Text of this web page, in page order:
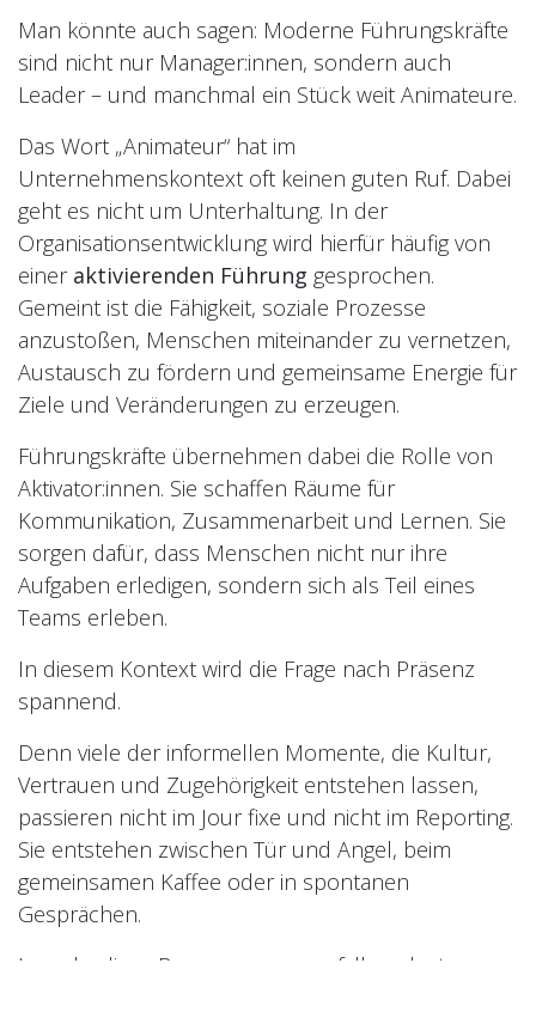
Man könnte auch sagen: Moderne Führungskräfte
sind nicht nur Manager:innen, sondern auch
Leader – und manchmal ein Stück weit Animateure.
Das Wort „Animateur“ hat im
Unternehmenskontext oft keinen guten Ruf. Dabei
geht es nicht um Unterhaltung. In der
Organisationsentwicklung wird hierfür häufig von
einer aktivierenden Führung gesprochen.
Gemeint ist die Fähigkeit, soziale Prozesse
anzustoßen, Menschen miteinander zu vernetzen,
Austausch zu fördern und gemeinsame Energie für
Ziele und Veränderungen zu erzeugen.
Führungskräfte übernehmen dabei die Rolle von
Aktivator:innen. Sie schaffen Räume für
Kommunikation, Zusammenarbeit und Lernen. Sie
sorgen dafür, dass Menschen nicht nur ihre
Aufgaben erledigen, sondern sich als Teil eines
Teams erleben.
In diesem Kontext wird die Frage nach Präsenz
spannend.
Denn viele der informellen Momente, die Kultur,
Vertrauen und Zugehörigkeit entstehen lassen,
passieren nicht im Jour fixe und nicht im Reporting.
Sie entstehen zwischen Tür und Angel, beim
gemeinsamen Kaffee oder in spontanen
Gesprächen.
Je mehr diese Begegnungen wegfallen, desto